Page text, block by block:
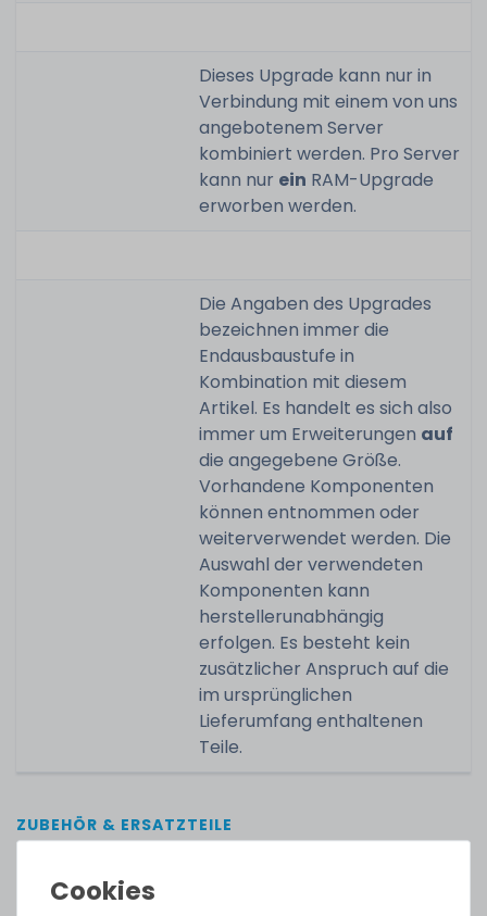
Dieses Upgrade kann nur in
Verbindung mit einem von uns
angebotenem Server
kombiniert werden. Pro Server
kann nur ein RAM-Upgrade
erworben werden.
Die Angaben des Upgrades
bezeichnen immer die
Endausbaustufe in
Kombination mit diesem
Artikel. Es handelt es sich also
immer um Erweiterungen auf
die angegebene Größe.
Vorhandene Komponenten
können entnommen oder
weiterverwendet werden. Die
Auswahl der verwendeten
Komponenten kann
herstellerunabhängig
erfolgen. Es besteht kein
zusätzlicher Anspruch auf die
im ursprünglichen
Lieferumfang enthaltenen
Teile.
ZUBEHÖR & ERSATZTEILE